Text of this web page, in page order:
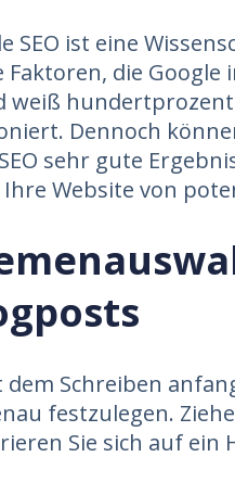
SEO ist eine
Faktoren, die
weiß
Dennoch
sehr gute
Ihre Website von
dem Schreiben
festzulegen.
Sie sich auf ein